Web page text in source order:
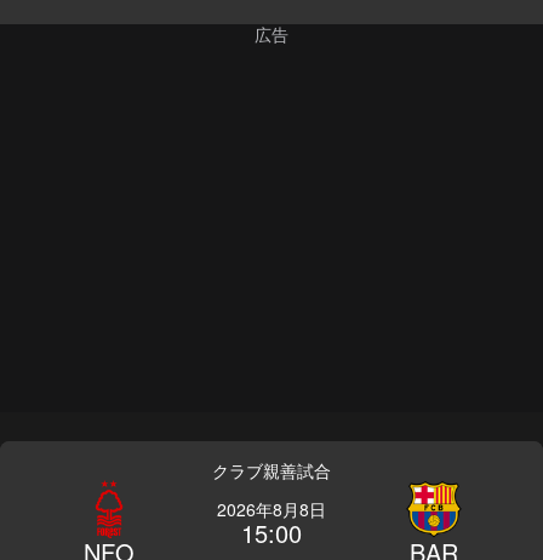
クラブ親善試合
NFO
2026年8月8日
15:00
BAR